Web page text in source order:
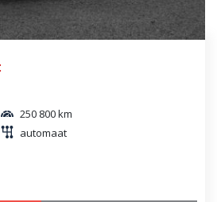
250 800 km
automaat